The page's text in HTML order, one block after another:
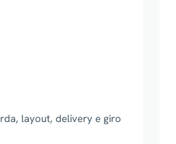
layout, delivery e giro